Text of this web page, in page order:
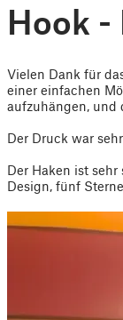
Hook -
Vielen Dank für
einer einfachen
aufzuhängen, und
Der Druck war
Der Haken ist
Design, fünf